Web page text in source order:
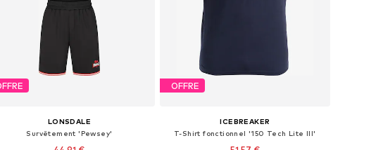
LONSDALE
Survêtement 'Pewsey'
OFFRE
ICEBREAKER
T-Shirt fonctionnel '150 Tech Lite III'